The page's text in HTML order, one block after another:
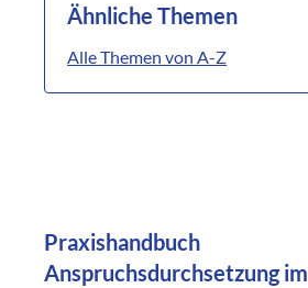
Ähnliche Themen
Alle Themen von A-Z
Praxishandbuch
Anspruchsdurchsetzung im